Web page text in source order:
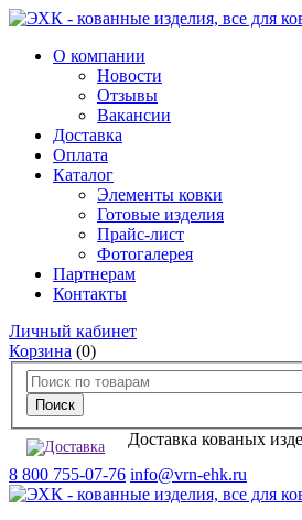
О компании
Новости
Отзывы
Вакансии
Доставка
Оплата
Каталог
Элементы ковки
Готовые изделия
Прайс-лист
Фотогалерея
Партнерам
Контакты
Личный кабинет
Корзина (0)
Доставка кованых
8 800 755-07-76 info@vrn-ehk.ru